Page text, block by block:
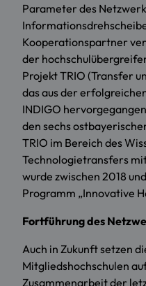
Parameter des
Kooperationspartner
der
Projekt TRIO (Transfer
das aus der
INDIGO
den sechs
TRIO im Bereich des
Technologietransfers
wurde zwischen 2018
Programm „Innovative
Fortführung des
Auch in Zukunft setzen
Mitgliedshochschulen
Zusammenarbeit der